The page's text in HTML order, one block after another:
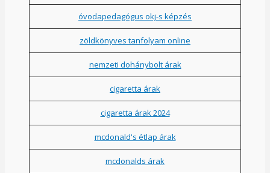
óvodapedagógus okj-s képzés
zöldkönyves tanfolyam online
nemzeti dohánybolt árak
cigaretta árak
cigaretta árak 2024
mcdonald's étlap árak
mcdonalds árak